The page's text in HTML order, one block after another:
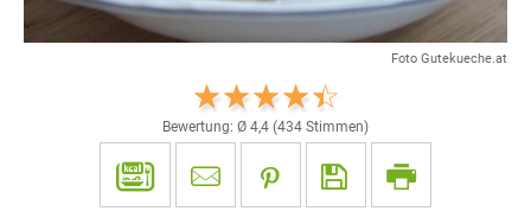
Foto Gutekueche.at
Bewertung: Ø 4,4 (434 Stimmen)